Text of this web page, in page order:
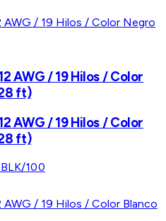
AWG / 19 Hilos / Color
ft)
AWG / 19 Hilos / Color
ft)
100